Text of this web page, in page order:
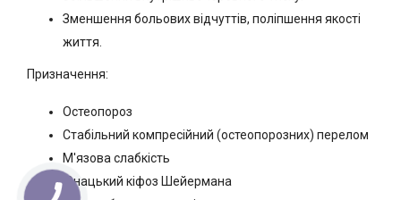
Зменшення больових відчуттів, поліпшення якості
життя.
Призначення:
Остеопороз
Стабільний компресійний (остеопорозних) перелом
М'язова слабкість
Юнацький кіфоз Шейермана